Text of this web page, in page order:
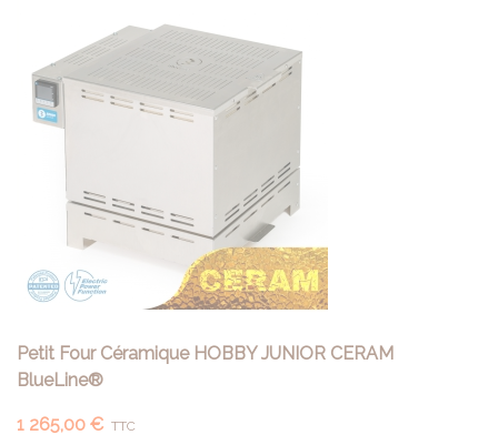
Petit Four Céramique HOBBY JUNIOR CERAM
BlueLine®
1 265,00 € TTC